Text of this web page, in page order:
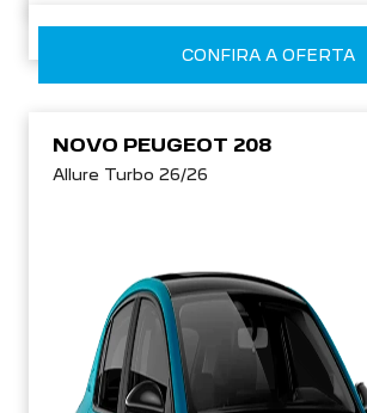
CONFIRA A OFERTA
NOVO PEUGEOT 208
Allure Turbo 26/26